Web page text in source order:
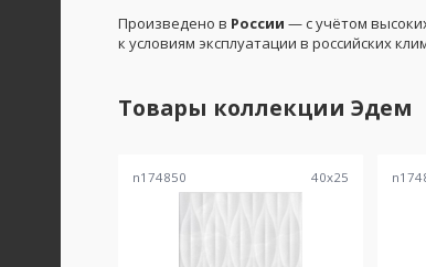
Произведено в России — с учётом
к условиям эксплуатации в российских
Товары коллекции Эдем
n174850 40x25